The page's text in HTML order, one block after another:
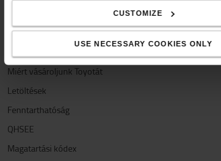
CUSTOMIZE
USE NECESSARY COOKIES ONLY
A Toyotáról
Miért vásároljunk Toyotát
Letöltések
Fenntarthatóság
QHSEE
Magatartási kódex